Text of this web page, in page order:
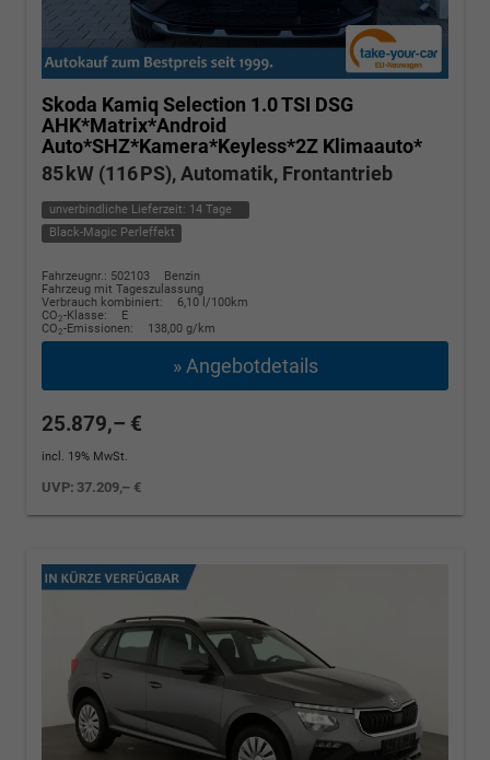
Skoda Kamiq Selection 1.0 TSI DSG
AHK*Matrix*Android
Auto*SHZ*Kamera*Keyless*2Z Klimaauto*
85 kW (116 PS), Automatik, Frontantrieb
unverbindliche Lieferzeit: 14 Tage
Black-Magic Perleffekt
Fahrzeugnr.: 502103
Benzin
Fahrzeug mit Tageszulassung
Verbrauch kombiniert:
6,10 l/100km
CO2-Klasse:
E
CO2-Emissionen: 138,00 g/km
» Angebotdetails
25.879,– €
incl. 19% MwSt.
UVP: 37.209,– €